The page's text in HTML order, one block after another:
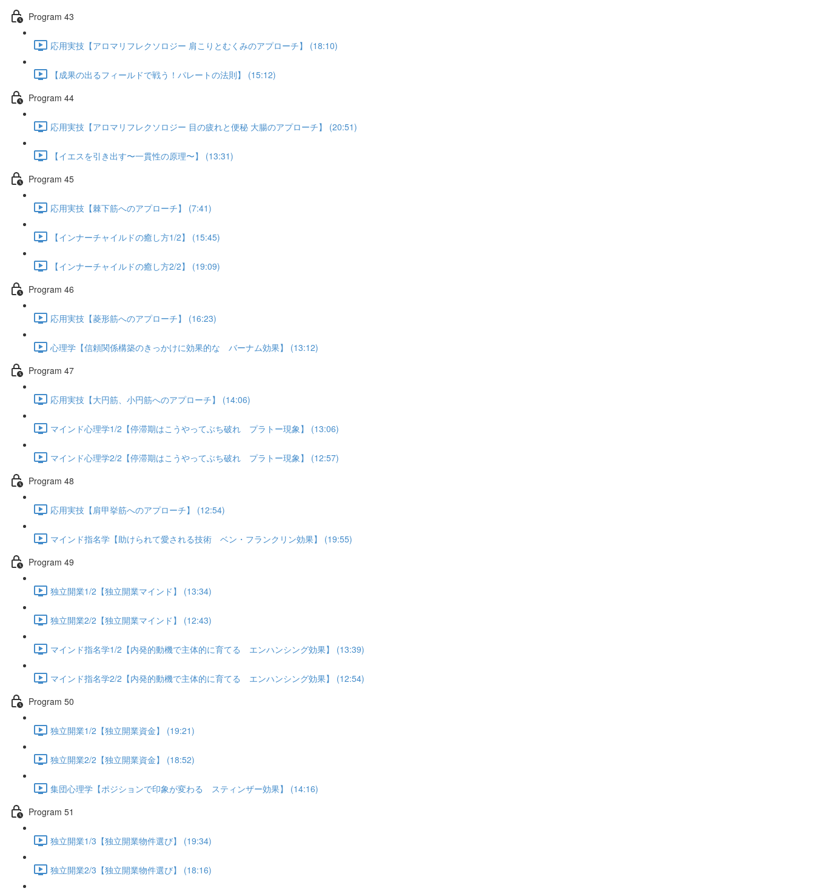
Program 43
応用実技【アロマリフレクソロジー 肩こりとむくみのアプローチ】 (18:10)
【成果の出るフィールドで戦う！パレートの法則】 (15:12)
Program 44
応用実技【アロマリフレクソロジー 目の疲れと便秘 大腸のアプローチ】 (20:51)
【イエスを引き出す〜一貫性の原理〜】 (13:31)
Program 45
応用実技【棘下筋へのアプローチ】 (7:41)
【インナーチャイルドの癒し方1/2】 (15:45)
【インナーチャイルドの癒し方2/2】 (19:09)
Program 46
応用実技【菱形筋へのアプローチ】 (16:23)
心理学【信頼関係構築のきっかけに効果的な バーナム効果】 (13:12)
Program 47
応用実技【大円筋、小円筋へのアプローチ】 (14:06)
マインド心理学1/2【停滞期はこうやってぶち破れ プラトー現象】 (13:06)
マインド心理学2/2【停滞期はこうやってぶち破れ プラトー現象】 (12:57)
Program 48
応用実技【肩甲挙筋へのアプローチ】 (12:54)
マインド指名学【助けられて愛される技術 ベン・フランクリン効果】 (19:55)
Program 49
独立開業1/2【独立開業マインド】 (13:34)
独立開業2/2【独立開業マインド】 (12:43)
マインド指名学1/2【内発的動機で主体的に育てる エンハンシング効果】 (13:39)
マインド指名学2/2【内発的動機で主体的に育てる エンハンシング効果】 (12:54)
Program 50
独立開業1/2【独立開業資金】 (19:21)
独立開業2/2【独立開業資金】 (18:52)
集団心理学【ポジションで印象が変わる スティンザー効果】 (14:16)
Program 51
独立開業1/3【独立開業物件選び】 (19:34)
独立開業2/3【独立開業物件選び】 (18:16)